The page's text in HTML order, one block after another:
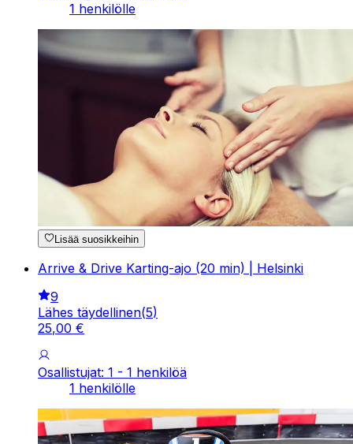
1 henkilölle
Lisää suosikkeihin
Arrive & Drive Karting-ajo (20 min) | Helsinki
9
Lähes täydellinen(5)
25,00 €
Osallistujat: 1 - 1 henkilöä
1 henkilölle